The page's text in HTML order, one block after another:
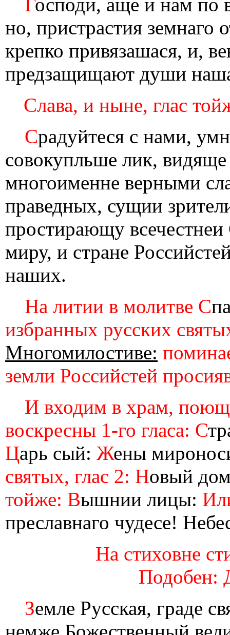
но, пристрастия земнаго
крепко привязашася, и,
предзащищают души
Слава, и ныне, глас
Срадуйтеся с нами,
совокупльше лик,
многоименне верными
праведных, сущии
простирающу
миру, и стране
наших.
На литии в молитве С
избранных русских
Многомилостиве:
земли Российстей
И входим в храм,
воскресны 1-го гласа: С
Царь сый: Жены
святых, глас 2: Новый
тойже: Вышнии лицы:
преславнаго чудесе!
На стиховне
Подобен:
Земле Русская, граде